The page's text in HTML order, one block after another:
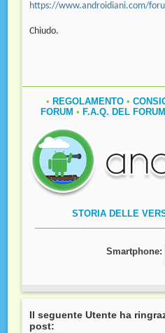
https://www.androidiani.com/
Chiudo.
• REGOLAMENTO •
FORUM • F.A.Q. DEL FORUM
STORIA DELLE
Smartphone:
Il seguente Utente ha
post: